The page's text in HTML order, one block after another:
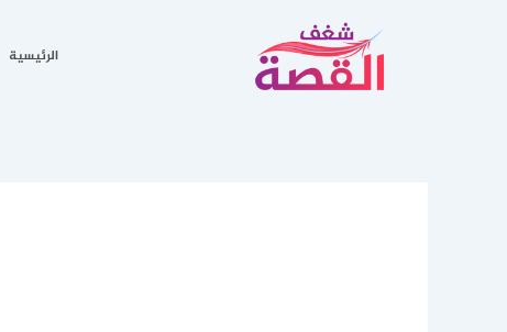
الرئيسية